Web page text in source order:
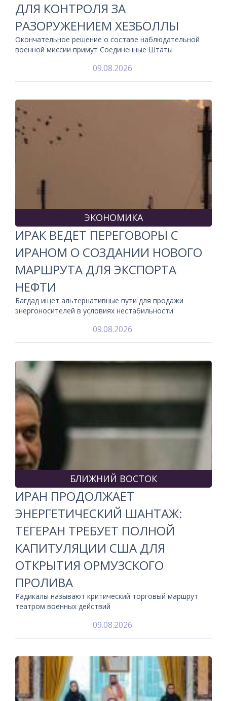
ДЛЯ КОНТРОЛЯ ЗА
РАЗОРУЖЕНИЕМ ХЕЗБОЛЛЫ
Окончательное решение о составе наблюдательной
военной миссии примут Соединенные Штаты
09.08.2026
ЭКОНОМИКА
ИРАК ВЕДЕТ ПЕРЕГОВОРЫ С
ИРАНОМ О СОЗДАНИИ НОВОГО
МАРШРУТА ДЛЯ ЭКСПОРТА
НЕФТИ
Багдад ищет альтернативные пути для продажи
энергоносителей в условиях нестабильности
09.08.2026
БЛИЖНИЙ ВОСТОК
ИРАН ПРОДОЛЖАЕТ
ЭНЕРГЕТИЧЕСКИЙ ШАНТАЖ:
ТЕГЕРАН ТРЕБУЕТ ПОЛНОЙ
КАПИТУЛЯЦИИ США ДЛЯ
ОТКРЫТИЯ ОРМУЗСКОГО
ПРОЛИВА
Радикалы называют критический торговый маршрут
театром военных действий
09.08.2026